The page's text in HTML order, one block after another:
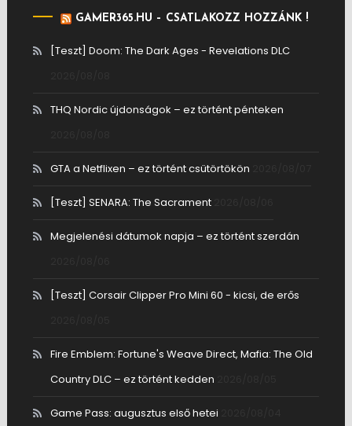
GAMER365.HU – CSATLAKOZZ HOZZÁNK !
[Teszt] Doom: The Dark Ages - Revelations DLC
THQ Nordic újdonságok – ez történt pénteken
GTA a Netflixen – ez történt csütörtökön
[Teszt] SENARA: The Sacrament
Megjelenési dátumok napja – ez történt szerdán
[Teszt] Corsair Clipper Pro Mini 60 - kicsi, de erős
Fire Emblem: Fortune's Weave Direct, Mafia: The Old
Country DLC – ez történt kedden
Game Pass: augusztus első hetei